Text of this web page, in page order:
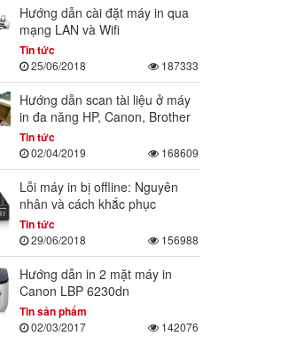
Hướng dẫn cài đặt máy in qua
mạng LAN và Wifi
Tin tức
25/06/2018 187333
Hướng dẫn scan tài liệu ở máy
in đa năng HP, Canon, Brother
Tin tức
02/04/2019 168609
Lỗi máy in bị offline: Nguyên
nhân và cách khắc phục
Tin tức
29/06/2018 156988
Hướng dẫn in 2 mặt máy in
Canon LBP 6230dn
Tin sản phẩm
02/03/2017 142076